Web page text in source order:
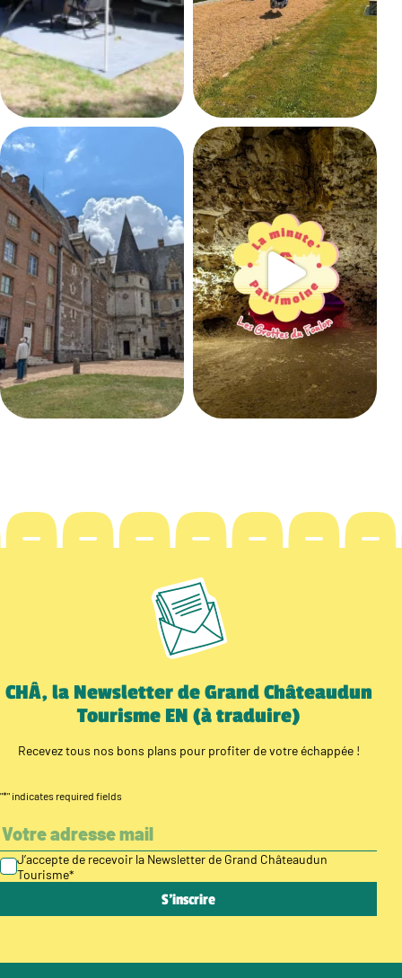
CHÂ, la Newsletter de Grand Châteaudun
Tourisme EN (à traduire)
Recevez tous nos bons plans pour profiter de votre échappée !
"*" indicates required fields
J’accepte de recevoir la Newsletter de Grand Châteaudun
Tourisme*